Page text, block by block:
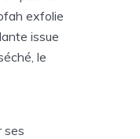
exfolie
issue
le
ses